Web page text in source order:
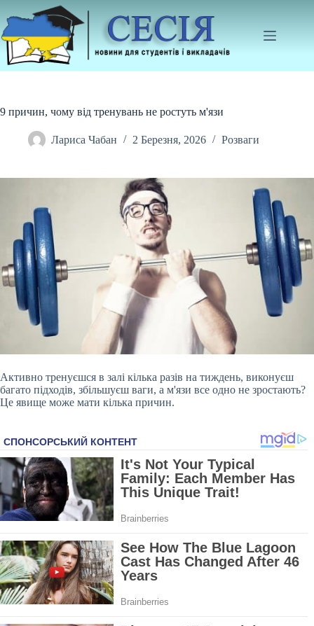
до
вмісту
9 причин, чому від тренувань не ростуть м'язи
Лариса Чабан 2 Березня, 2026 Розваги
Активно тренуєшся в залі кілька разів на тиждень, виконуєш
багато підходів, збільшуєш ваги, а м'язи все одно не зростають?
Це явище може мати кілька причин.